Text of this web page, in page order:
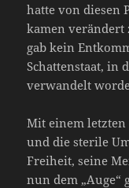
hatte von diesen
kamen verändert
gab kein
Schattenstaat, in
verwandelt
Mit einem
und die sterile
Freiheit, seine
nun dem „Auge“